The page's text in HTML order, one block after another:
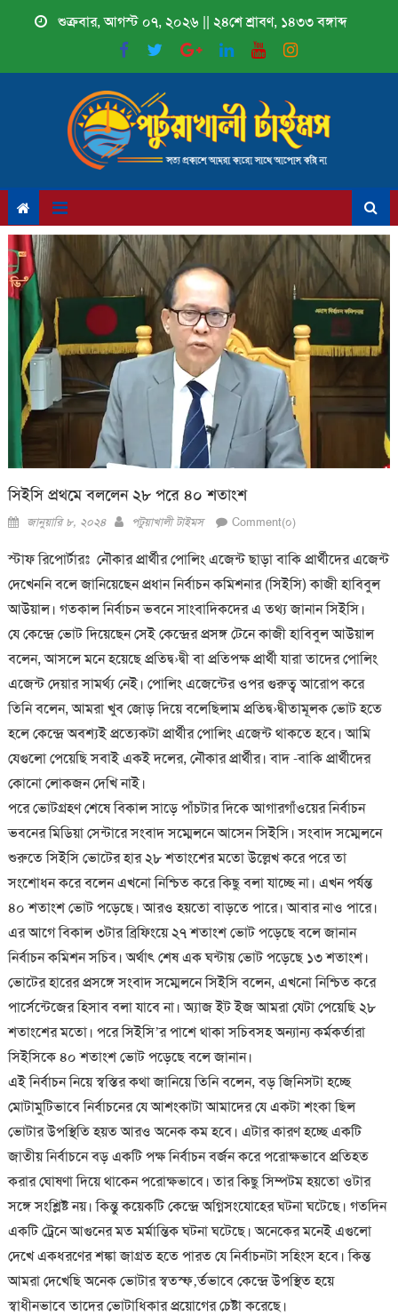
শুক্রবার, আগস্ট ০৭, ২০২৬ || ২৪শে শ্রাবণ, ১৪৩৩ বঙ্গাব্দ
সিইসি প্রথমে বললেন ২৮ পরে ৪০ শতাংশ
Posted
জানুয়ারি ৮, ২০২৪ Author
পটুয়াখালী টাইমস Comment(০)
স্টাফ রিপোর্টারঃ নৌকার প্রার্থীর পোলিং এজেন্ট ছাড়া বাকি প্রার্থীদের এজেন্ট
দেখেননি বলে জানিয়েছেন প্রধান নির্বাচন কমিশনার (সিইসি) কাজী হাবিবুল
আউয়াল। গতকাল নির্বাচন ভবনে সাংবাদিকদের এ তথ্য জানান সিইসি।
যে কেন্দ্রে ভোট দিয়েছেন সেই কেন্দ্রের প্রসঙ্গ টেনে কাজী হাবিবুল আউয়াল
বলেন, আসলে মনে হয়েছে প্রতিদ্ব›দ্বী বা প্রতিপক্ষ প্রার্থী যারা তাদের পোলিং
এজেন্ট দেয়ার সামর্থ্য নেই। পোলিং এজেন্টের ওপর গুরুত্ব আরোপ করে
তিনি বলেন, আমরা খুব জোড় দিয়ে বলেছিলাম প্রতিদ্ব›দ্বীতামূলক ভোট হতে
হলে কেন্দ্রে অবশ্যই প্রত্যেকটা প্রার্থীর পোলিং এজেন্ট থাকতে হবে। আমি
যেগুলো পেয়েছি সবাই একই দলের, নৌকার প্রার্থীর। বাদ -বাকি প্রার্থীদের
কোনো লোকজন দেখি নাই।
পরে ভোটগ্রহণ শেষে বিকাল সাড়ে পাঁচটার দিকে আগারগাঁওয়ের নির্বাচন
ভবনের মিডিয়া সেন্টারে সংবাদ সম্মেলনে আসেন সিইসি। সংবাদ সম্মেলনে
শুরুতে সিইসি ভোটের হার ২৮ শতাংশের মতো উল্লেখ করে পরে তা
সংশোধন করে বলেন এখনো নিশ্চিত করে কিছু বলা যাচ্ছে না। এখন পর্যন্ত
৪০ শতাংশ ভোট পড়েছে। আরও হয়তো বাড়তে পারে। আবার নাও পারে।
এর আগে বিকাল ৩টার ব্রিফিংয়ে ২৭ শতাংশ ভোট পড়েছে বলে জানান
নির্বাচন কমিশন সচিব। অর্থাৎ শেষ এক ঘন্টায় ভোট পড়েছে ১৩ শতাংশ।
ভোটের হারের প্রসঙ্গে সংবাদ সম্মেলনে সিইসি বলেন, এখনো নিশ্চিত করে
পার্সেন্টেজের হিসাব বলা যাবে না। অ্যাজ ইট ইজ আমরা যেটা পেয়েছি ২৮
শতাংশের মতো। পরে সিইসি’র পাশে থাকা সচিবসহ অন্যান্য কর্মকর্তারা
সিইসিকে ৪০ শতাংশ ভোট পড়েছে বলে জানান।
এই নির্বাচন নিয়ে স্বস্তির কথা জানিয়ে তিনি বলেন, বড় জিনিসটা হচ্ছে
মোটামুটিভাবে নির্বাচনের যে আশংকাটা আমাদের যে একটা শংকা ছিল
ভোটার উপস্থিতি হয়ত আরও অনেক কম হবে। এটার কারণ হচ্ছে একটি
জাতীয় নির্বাচনে বড় একটি পক্ষ নির্বাচন বর্জন করে পরোক্ষভাবে প্রতিহত
করার ঘোষণা দিয়ে থাকেন পরোক্ষভাবে। তার কিছু সিম্পটম হয়তো ওটার
সঙ্গে সংশ্লিষ্ট নয়। কিন্তু কয়েকটি কেন্দ্রে অগ্নিসংযোহের ঘটনা ঘটেছে। গতদিন
একটি ট্রেনে আগুনের মত মর্মান্তিক ঘটনা ঘটেছে। অনেকের মনেই এগুলো
দেখে একধরণের শঙ্কা জাগ্রত হতে পারত যে নির্বাচনটা সহিংস হবে। কিন্ত
আমরা দেখেছি অনেক ভোটার স্বতস্ফ‚র্তভাবে কেন্দ্রে উপস্থিত হয়ে
স্বাধীনভাবে তাদের ভোটাধিকার প্রয়োগের চেষ্টা করেছে।